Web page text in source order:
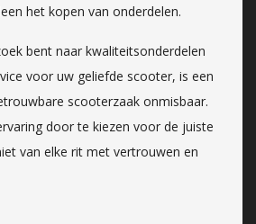
het kopen van onderdelen.
bent naar kwaliteitsonderdelen
voor uw geliefde scooter, is een
scooterzaak onmisbaar.
door te kiezen voor de juiste
van elke rit met vertrouwen en